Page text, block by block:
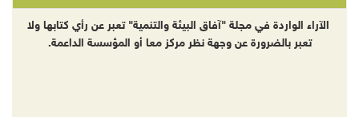
الآراء الواردة في مجلة "آفاق البيئة والتنمية" تعبر عن رأي كتابها ولا
تعبر بالضرورة عن وجهة نظر مركز معا أو المؤسسة الداعمة.